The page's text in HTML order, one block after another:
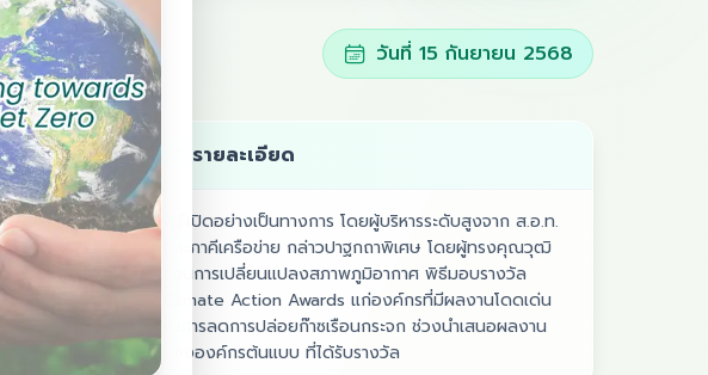
วันที่ 15 กันยายน 2568
รายละเอียด
ระชุมใบไม้
พิธีเปิดอย่างเป็นทางการ โดยผู้บริหารระดับสูงจาก ส.อ.ท.
และภาคีเครือข่าย กล่าวปาฐกถาพิเศษ โดยผู้ทรงคุณวุฒิ
ด้านการเปลี่ยนแปลงสภาพภูมิอากาศ พิธีมอบรางวัล
Climate Action Awards แก่องค์กรที่มีผลงานโดดเด่น
ในการลดการปล่อยก๊าซเรือนกระจก ช่วงนำเสนอผลงาน
ขององค์กรต้นแบบ ที่ได้รับรางวัล